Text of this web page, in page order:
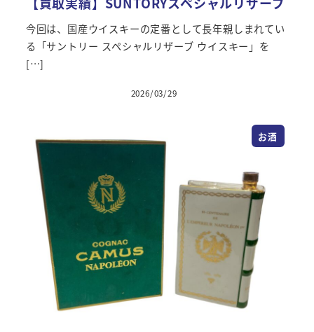
今回は、国産ウイスキーの定番として長年親しまれてい
る「サントリー スペシャルリザーブ ウイスキー」を
[…]
2026/03/29
お酒